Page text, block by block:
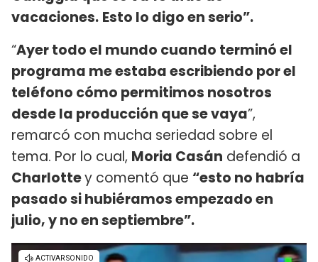
vacaciones. Esto lo digo en serio”.
“Ayer todo el mundo cuando terminó el
programa me estaba escribiendo por el
teléfono cómo permitimos nosotros
desde la producción que se vaya”,
remarcó con mucha seriedad sobre el
tema. Por lo cual, Moria Casán defendió a
Charlottey comentó que “esto no habría
pasado si hubiéramos empezado en
julio, y no en septiembre”.